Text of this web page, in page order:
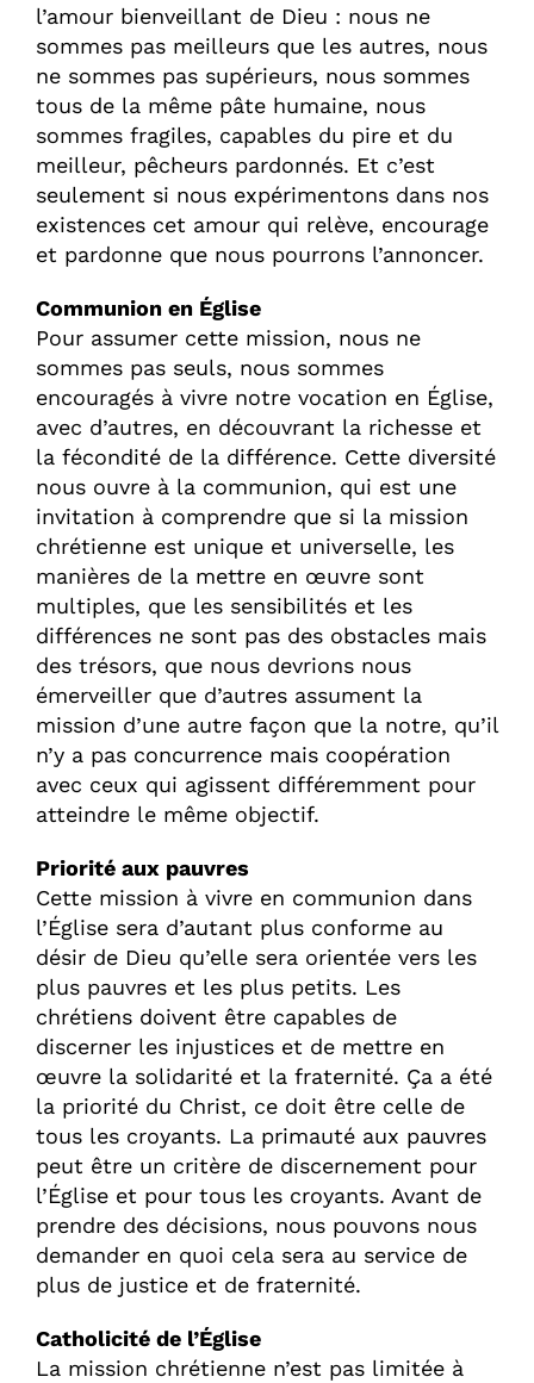
l’amour bienveillant de Dieu : nous ne
sommes pas meilleurs que les autres, nous
ne sommes pas supérieurs, nous sommes
tous de la même pâte humaine, nous
sommes fragiles, capables du pire et du
meilleur, pêcheurs pardonnés. Et c’est
seulement si nous expérimentons dans nos
existences cet amour qui relève, encourage
et pardonne que nous pourrons l’annoncer.
Communion en Église
Pour assumer cette mission, nous ne
sommes pas seuls, nous sommes
encouragés à vivre notre vocation en Église,
avec d’autres, en découvrant la richesse et
la fécondité de la différence. Cette diversité
nous ouvre à la communion, qui est une
invitation à comprendre que si la mission
chrétienne est unique et universelle, les
manières de la mettre en œuvre sont
multiples, que les sensibilités et les
différences ne sont pas des obstacles mais
des trésors, que nous devrions nous
émerveiller que d’autres assument la
mission d’une autre façon que la notre, qu’il
n’y a pas concurrence mais coopération
avec ceux qui agissent différemment pour
atteindre le même objectif.
Priorité aux pauvres
Cette mission à vivre en communion dans
l’Église sera d’autant plus conforme au
désir de Dieu qu’elle sera orientée vers les
plus pauvres et les plus petits. Les
chrétiens doivent être capables de
discerner les injustices et de mettre en
œuvre la solidarité et la fraternité. Ça a été
la priorité du Christ, ce doit être celle de
tous les croyants. La primauté aux pauvres
peut être un critère de discernement pour
l’Église et pour tous les croyants. Avant de
prendre des décisions, nous pouvons nous
demander en quoi cela sera au service de
plus de justice et de fraternité.
Catholicité de l’Église
La mission chrétienne n’est pas limitée à